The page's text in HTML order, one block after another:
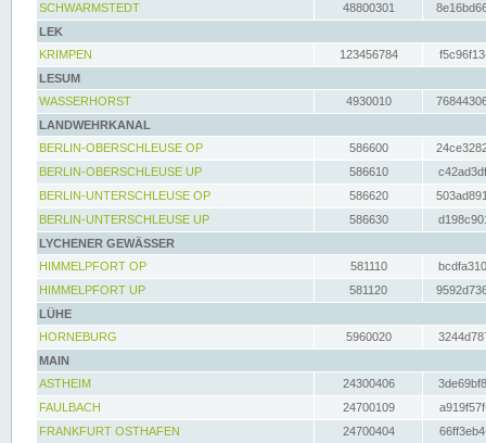
SCHWARMSTEDT
48800301
LEK
KRIMPEN
123456784
LESUM
WASSERHORST
4930010
LANDWEHRKANAL
BERLIN-OBERSCHLEUSE OP
586600
BERLIN-OBERSCHLEUSE UP
586610
BERLIN-UNTERSCHLEUSE OP
586620
BERLIN-UNTERSCHLEUSE UP
586630
LYCHENER GEWÄSSER
HIMMELPFORT OP
581110
HIMMELPFORT UP
581120
LÜHE
HORNEBURG
5960020
MAIN
ASTHEIM
24300406
FAULBACH
24700109
FRANKFURT OSTHAFEN
24700404